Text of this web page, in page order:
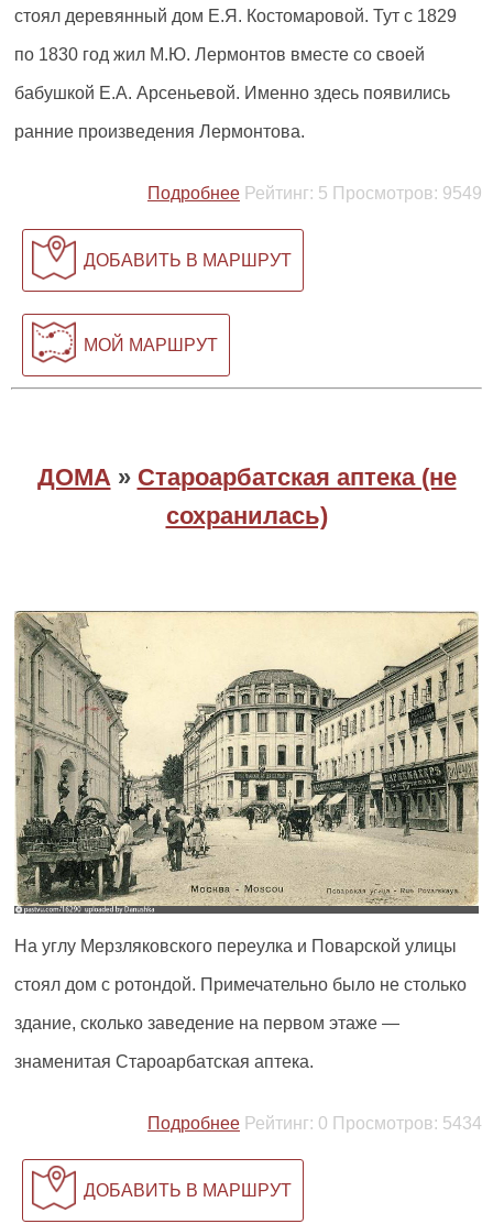
стоял деревянный дом Е.Я. Костомаровой. Тут с 1829
по 1830 год жил М.Ю. Лермонтов вместе со своей
бабушкой Е.А. Арсеньевой. Именно здесь появились
ранние произведения Лермонтова.
Подробнее Рейтинг: 5 Просмотров: 9549
ДОБАВИТЬ В МАРШРУТ
МОЙ МАРШРУТ
ДОМА » Староарбатская аптека (не
сохранилась)
На углу Мерзляковского переулка и Поварской улицы
стоял дом с ротондой. Примечательно было не столько
здание, сколько заведение на первом этаже —
знаменитая Староарбатская аптека.
Подробнее Рейтинг: 0 Просмотров: 5434
ДОБАВИТЬ В МАРШРУТ